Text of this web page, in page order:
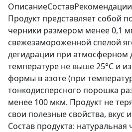
ОписаниеСостав
Продукт представляет собой
черники размером менее 0,1
свежезамороженной спелой
дегидрации при атмосферном
температуре не выше 25°С и
формы в азоте (при
тонкодисперсного порошка
менее 100 мкм. Продукт не
свои полезные свойства, вкус
Состав продукта: натуральная